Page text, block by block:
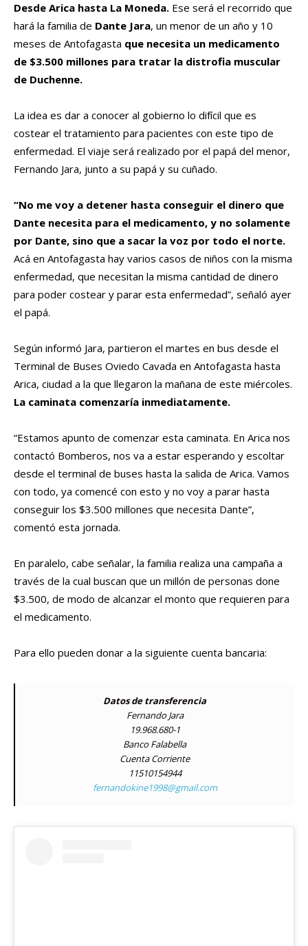
Desde Arica hasta La Moneda. Ese será el recorrido que
hará la familia de Dante Jara, un menor de un año y 10
meses de Antofagasta que necesita un medicamento
de $3.500 millones para tratar la distrofia muscular
de Duchenne.
La idea es dar a conocer al gobierno lo difícil que es
costear el tratamiento para pacientes con este tipo de
enfermedad. El viaje será realizado por el papá del menor,
Fernando Jara, junto a su papá y su cuñado.
“No me voy a detener hasta conseguir el dinero que
Dante necesita para el medicamento, y no solamente
por Dante, sino que a sacar la voz por todo el norte.
Acá en Antofagasta hay varios casos de niños con la misma
enfermedad, que necesitan la misma cantidad de dinero
para poder costear y parar esta enfermedad”, señaló ayer
el papá.
Según informó Jara, partieron el martes en bus desde el
Terminal de Buses Oviedo Cavada en Antofagasta hasta
Arica, ciudad a la que llegaron la mañana de este miércoles.
La caminata comenzaría inmediatamente.
“Estamos apunto de comenzar esta caminata. En Arica nos
contactó Bomberos, nos va a estar esperando y escoltar
desde el terminal de buses hasta la salida de Arica. Vamos
con todo, ya comencé con esto y no voy a parar hasta
conseguir los $3.500 millones que necesita Dante”,
comentó esta jornada.
En paralelo, cabe señalar, la familia realiza una campaña a
través de la cual buscan que un millón de personas done
$3.500, de modo de alcanzar el monto que requieren para
el medicamento.
Para ello pueden donar a la siguiente cuenta bancaria:
Datos de transferencia
Fernando Jara
19.968.680-1
Banco Falabella
Cuenta Corriente
11510154944
fernandokine1998@gmail.com